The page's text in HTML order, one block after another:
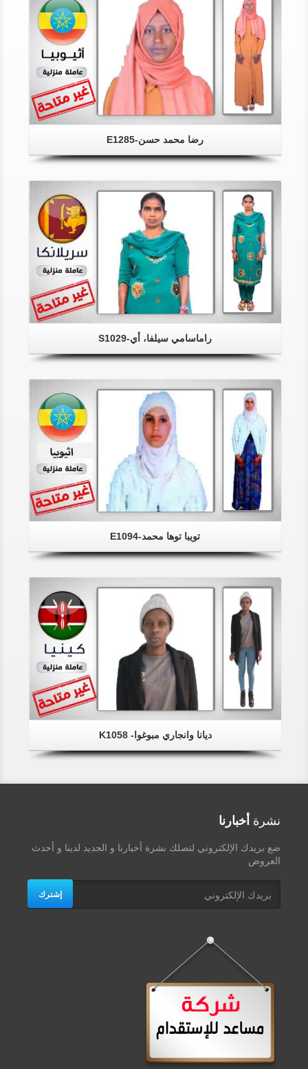
رضا محمد حسن-E1285
راماسامي سيلفا، أي-S1029
تويبا توها محمد-E1094
ديانا وانجاري مبوغوا- K1058
نشرة أخبارنا
ضع بريدك الإلكتروني لتصلك نشرة أخبارنا و الجديد لدينا و أحدث
العروض
إشترك